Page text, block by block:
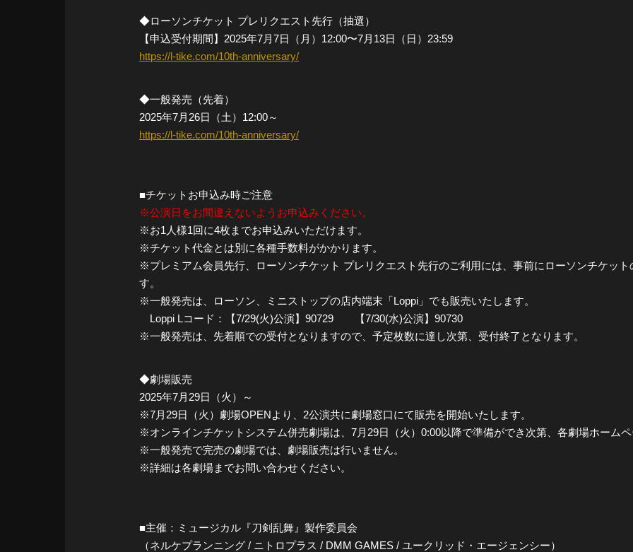
◆ローソンチケット プレリクエスト先行（抽選）
【申込受付期間】2025年7月7日（月）12:00〜7月13日（日）23:59
https://l-tike.com/10th-anniversary/
◆一般発売（先着）
2025年7月26日（土）12:00～
https://l-tike.com/10th-anniversary/
■チケットお申込み時ご注意
※公演日をお間違えないようお申込みください。
※お1人様1回に4枚までお申込みいただけます。
※チケット代金とは別に各種手数料がかかります。
※プレミアム会員先行、ローソンチケット プレリクエスト先行のご利用には、事前にローソンチケッ
す。
※一般発売は、ローソン、ミニストップの店内端末「Loppi」でも販売いたします。
Loppi Lコード：【7/29(火)公演】90729 【7/30(水)公演】90730
※一般発売は、先着順での受付となりますので、予定枚数に達し次第、受付終了となります。
◆劇場販売
2025年7月29日（火）～
※7月29日（火）劇場OPENより、2公演共に劇場窓口にて販売を開始いたします。
※オンラインチケットシステム併売劇場は、7月29日（火）0:00以降で準備ができ次第、各劇場ホーム
※一般発売で完売の劇場では、劇場販売は行いません。
※詳細は各劇場までお問い合わせください。
■主催：ミュージカル『刀剣乱舞』製作委員会
（ネルケプランニング / ニトロプラス / DMM GAMES / ユークリッド・エージェンシー）